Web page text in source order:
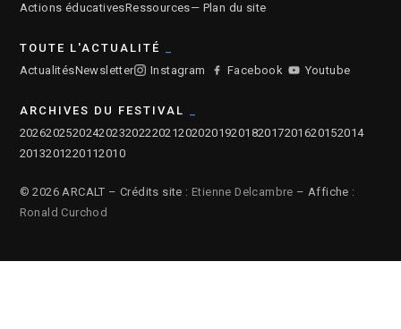
Actions éducativesRessources— Plan du site
TOUTE L'ACTUALITÉ
ActualitésNewsletter Instagram Facebook Youtube
ARCHIVES DU FESTIVAL
2026202520242023202220212020201920182017201620152014
2013201220112010
© 2026 ARCALT – Crédits site : Etienne Delcambre – Affiche :
Ronald Curchod